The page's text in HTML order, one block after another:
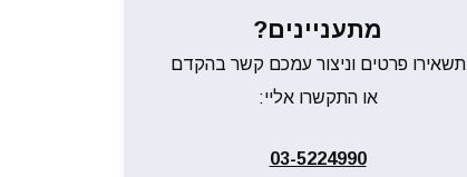
מתעניינים?
תשאירו פרטים וניצור עמכם קשר בהקדם
או התקשרו אליי:
03-5224990